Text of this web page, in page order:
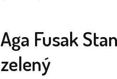
Aga Fusak
zelený